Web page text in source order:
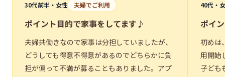
30代前半 ・ 女性 夫婦でご利用
ポイント目的で家事をしてます♪
夫婦共働きなので家事は分担していましたが、
どうしても得意不得意があるのでどちらかに負
担が偏って不満が募ることもありました。アプ
40代 ・
ポイ
初めは
用開始
子ども